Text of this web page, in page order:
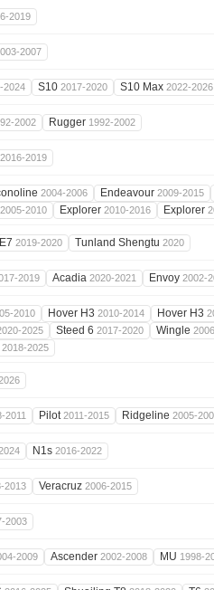
2019
2007
2024 S10 2017-2020 S10 Max 2022-2026
2002 Rugger 1992-2002
2016-2019
2004-2006 Endeavour 2009-2015
2005-2010 Explorer 2010-2016 Explorer
2019-2020 Tunland Shengtu 2020
2019 Acadia 2020-2021 Envoy 2002-
2010 Hover H3 2010-2014 Hover H3
2025 Steed 6 2017-2020 Wingle
2018-2025
2011 Pilot2011-2015 Ridgeline 2005-
N1s 2016-2022
2013 Veracruz 2006-2015
2003
2009 Ascender 2002-2008 MU 1998-